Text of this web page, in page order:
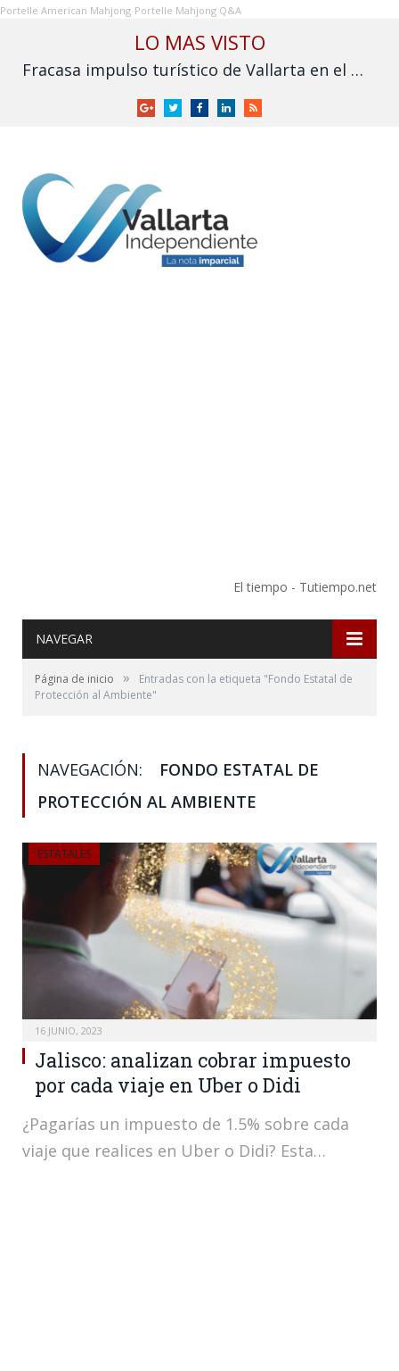
Portelle American Mahjong Portelle Mahjong Q&A
LO MAS VISTO
Fracasa impulso turístico de Vallarta en el Mundial: derrama cae frente a 2025
GoogleTwitterFacebookLinkedInRSS
El tiempo - Tutiempo.net
NAVEGAR
Página de inicio »
Entradas con la etiqueta "Fondo Estatal de
Protección al Ambiente"
NAVEGACIÓN:
FONDO ESTATAL DE
PROTECCIÓN AL AMBIENTE
ESTATALES
16 JUNIO, 2023
Jalisco: analizan cobrar impuesto
por cada viaje en Uber o Didi
¿Pagarías un impuesto de 1.5% sobre cada
viaje que realices en Uber o Didi? Esta…